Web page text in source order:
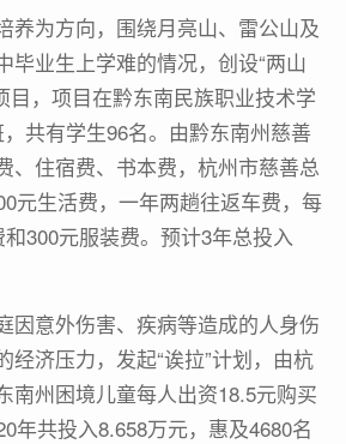
养为方向，围绕月亮山、雷公山及
毕业生上学难的情况，创设“两山
目，项目在黔东南民族职业技术学
共有学生96名。由黔东南州慈善
、住宿费、书本费，杭州市慈善总
元生活费，一年两趟往返车费，每
300元服装费。预计3年总投入
因意外伤害、疾病等造成的人身伤
经济压力，发起“诶拉”计划，由杭
南州困境儿童每人出资18.5元购买
年共投入8.658万元，惠及4680名